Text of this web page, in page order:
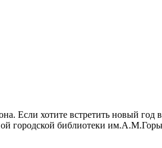
Если хотите встретить новый
городской библиотеки